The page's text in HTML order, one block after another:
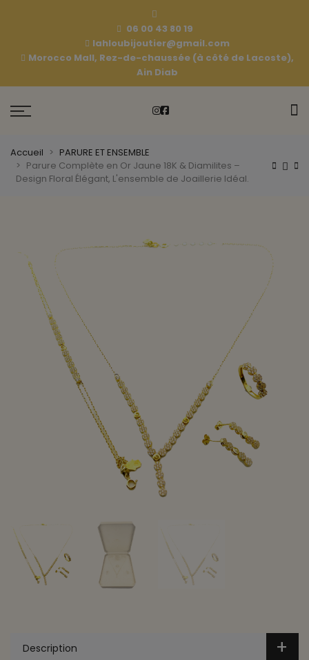
06 00 43 80 19
lahloubijoutier@gmail.com
Morocco Mall, Rez-de-chaussée (à côté de Lacoste),
Ain Diab
Accueil
PARURE ET ENSEMBLE
Parure Complète en Or Jaune 18K & Diamilites –
Design Floral Élégant, L'ensemble de Joaillerie Idéal.
Description